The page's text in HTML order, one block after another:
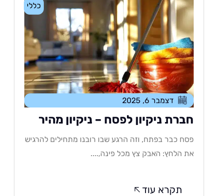
כללי
דצמבר 6, 2025
ניקיון לפסח – ניקיון מהיר
כבר בפתח, וזה הרגע שבו רובנו מתחילים להרגיש
הלחץ: האבק צץ מכל פינה,....
תקרא עוד